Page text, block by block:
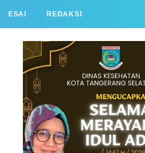
ESAI REDAKSI